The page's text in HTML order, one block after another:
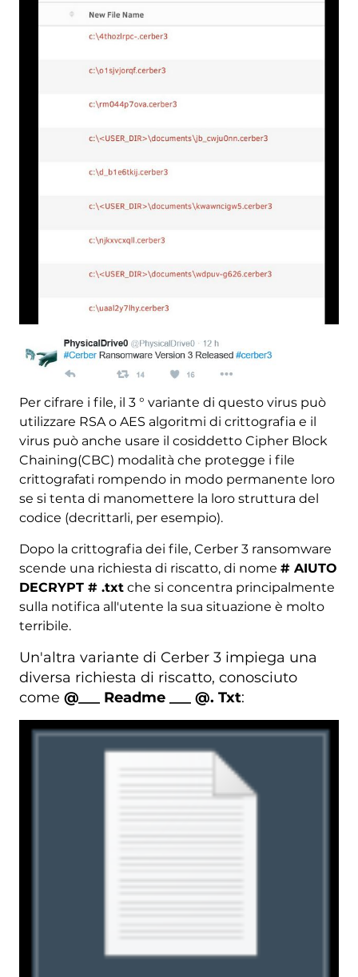
Per cifrare i file, il 3 ° variante di questo virus può
utilizzare RSA o AES algoritmi di crittografia e il
virus può anche usare il cosiddetto Cipher Block
Chaining(CBC) modalità che protegge i file
crittografati rompendo in modo permanente loro
se si tenta di manomettere la loro struttura del
codice (decrittarli, per esempio).
Dopo la crittografia dei file, Cerber 3 ransomware
scende una richiesta di riscatto, di nome # AIUTO
DECRYPT # .txtche si concentra principalmente
sulla notifica all'utente la sua situazione è molto
terribile.
Un'altra variante di Cerber 3 impiega una
diversa richiesta di riscatto, conosciuto
come @___ Readme ___ @. Txt: